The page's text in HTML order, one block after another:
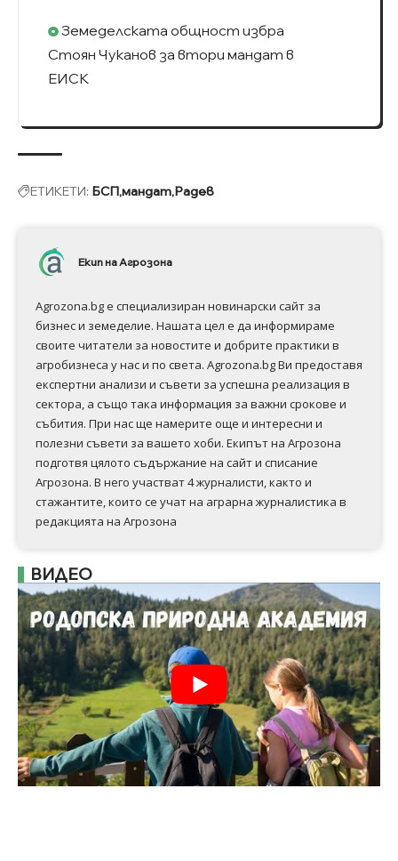
Земеделската общност избра
Стоян Чуканов за втори мандат в
ЕИСК
ЕТИКЕТИ: БСПмандат Радев
Екип на Агрозона
Agrozona.bg e специализиран новинарски сайт за
бизнес и земеделие. Нашата цел е да информираме
своите читатели за новостите и добрите практики в
агробизнеса у нас и по света. Agrozona.bg Ви предоставя
експертни анализи и съвети за успешна реализация в
сектора, а също така информация за важни срокове и
събития. При нас ще намерите още и интересни и
полезни съвети за вашето хоби. Екипът на Агрозона
подготвя цялото съдържание на сайт и списание
Агрозона. В него участват 4 журналисти, както и
стажантите, които се учат на аграрна журналистика в
редакцията на Агрозона
ВИДЕО